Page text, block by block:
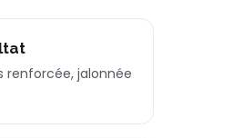
renforcée, jalonnée